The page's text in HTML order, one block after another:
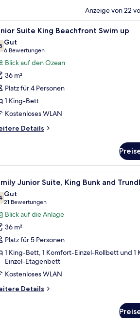
Anzeige von 22
Fenster mit Vorhängen.
großen Bett, einem Balkon mit Meerblick und
Ein Paar im
4 Suite King Beachfront Swim up
von 10
Gut
6 Bewertungen
(6
Bewertungen)
Blick auf den Ozean
36 m²
Platz für 4 Personen
1 King-Bett
Kostenloses WLAN
Details
Bett, Nachttischlampen, einemEin Hotelzimmer
4 Junior Suite, King Bunk and
von 10
Gut
21 Bewertungen
(21
Bewertungen)
Blick auf die Anlage
36 m²
Platz für 5 Personen
1 King-Bett, 1 Komfort-Einzel-Rollbett und 1
Einzel-Etagenbett
Kostenloses WLAN
Details